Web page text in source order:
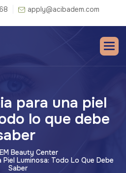
apply@acibadem.com
para una piel
lo que debe
Beauty Center
Luminosa: Todo Lo Que Debe
Saber